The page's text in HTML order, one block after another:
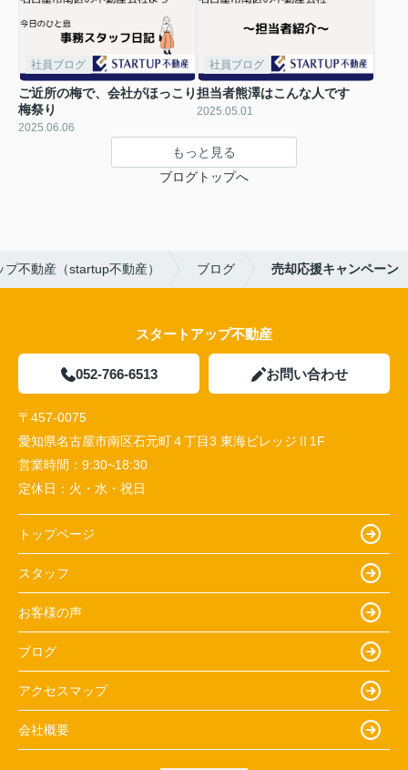
社員ブログ
ご近所の梅で、会社がほっこり
梅祭り
2025.06.06
社員ブログ
担当者熊澤はこんな人です
2025.05.01
もっと見る
ブログトップへ
不動産（startup不動産） ブログ 売却応援キャンペーン
スタートアップ不動産
052-766-6513 お問い合わせ
〒457-0075
愛知県名古屋市南区石元町４丁目3 東海ビレッジⅡ1F
営業時間： 9:30~18:30
定休日： 火・水・祝日
トップページ
スタッフ
お客様の声
ブログ
アクセスマップ
会社概要